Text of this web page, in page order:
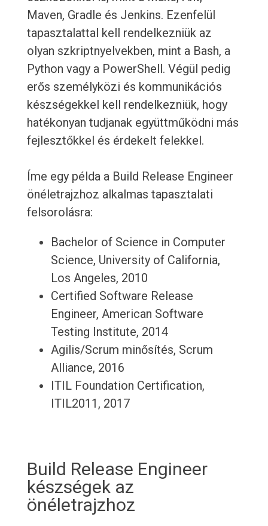
Maven, Gradle és Jenkins. Ezenfelül
tapasztalattal kell rendelkezniük az
olyan szkriptnyelvekben, mint a Bash, a
Python vagy a PowerShell. Végül pedig
erős személyközi és kommunikációs
készségekkel kell rendelkezniük, hogy
hatékonyan tudjanak együttműködni más
fejlesztőkkel és érdekelt felekkel.
Íme egy példa a Build Release Engineer
önéletrajzhoz alkalmas tapasztalati
felsorolásra:
Bachelor of Science in Computer
Science, University of California,
Los Angeles, 2010
Certified Software Release
Engineer, American Software
Testing Institute, 2014
Agilis/Scrum minősítés, Scrum
Alliance, 2016
ITIL Foundation Certification,
ITIL2011, 2017
Build Release Engineer
készségek az
önéletrajzhoz